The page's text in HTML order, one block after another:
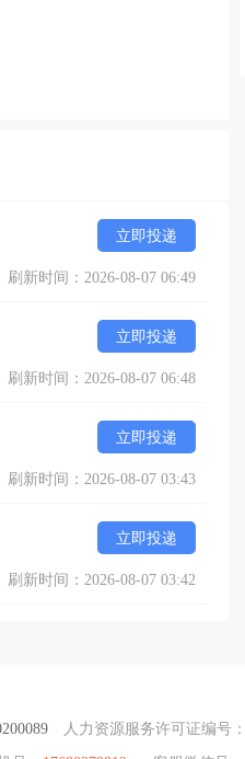
立即投递
刷新时间：2026-08-07 06:49
立即投递
刷新时间：2026-08-07 06:48
立即投递
刷新时间：2026-08-07 03:43
立即投递
刷新时间：2026-08-07 03:42
人力资源服务许可证编号：